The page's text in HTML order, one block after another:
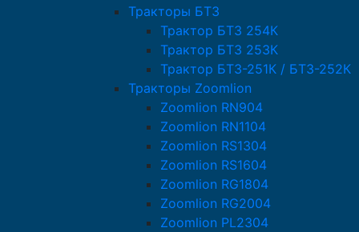
Тракторы БТЗ
Трактор БТЗ 254К
Трактор БТЗ 253К
Трактор БТЗ-251К / БТЗ-252К
Тракторы Zoomlion
Zoomlion RN904
Zoomlion RN1104
Zoomlion RS1304
Zoomlion RS1604
Zoomlion RG1804
Zoomlion RG2004
Zoomlion PL2304